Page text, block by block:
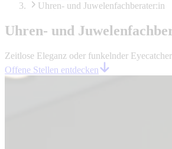
Uhren- und Juwelenfachberater:in
Uhren- und
Zeitlose Eleganz oder funkelnder
Offene Stellen entdecken